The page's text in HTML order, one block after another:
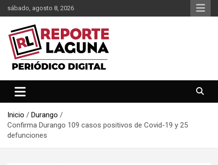
Saltar
al
contenido
sábado, agosto 8, 2026
Reporte Laguna
Inicio
Durango
Confirma Durango 109 casos positivos de Covid-19 y 25
defunciones